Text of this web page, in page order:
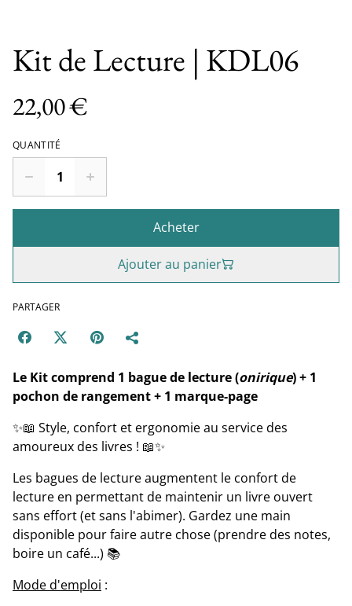
Kit de Lecture | KDL06
22,00 €
QUANTITÉ
Acheter
Ajouter au panier
PARTAGER
Le Kit comprend 1 bague de lecture (onirique) + 1
pochon de rangement + 1 marque-page
✨📖 Style, confort et ergonomie au service des
amoureux des livres ! 📖✨
Les bagues de lecture augmentent le confort de
lecture en permettant de maintenir un livre ouvert
sans effort (et sans l'abimer). Gardez une main
disponible pour faire autre chose (prendre des notes,
boire un café...) 📚
Mode d'emploi :